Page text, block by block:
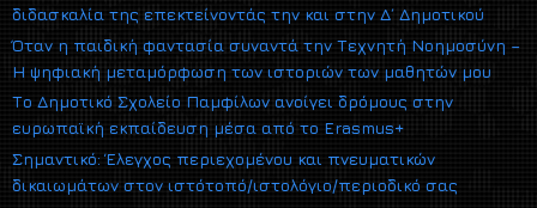
διδασκαλία της επεκτείνοντάς την και στην Δ΄ Δημοτικού
Όταν η παιδική φαντασία συναντά την Τεχνητή Νοημοσύνη –
Η ψηφιακή μεταμόρφωση των ιστοριών των μαθητών μου
Το Δημοτικό Σχολείο Παμφίλων ανοίγει δρόμους στην
ευρωπαϊκή εκπαίδευση μέσα από το Erasmus+
Σημαντικό: Έλεγχος περιεχομένου και πνευματικών
δικαιωμάτων στον ιστότοπό/ιστολόγιο/περιοδικό σας